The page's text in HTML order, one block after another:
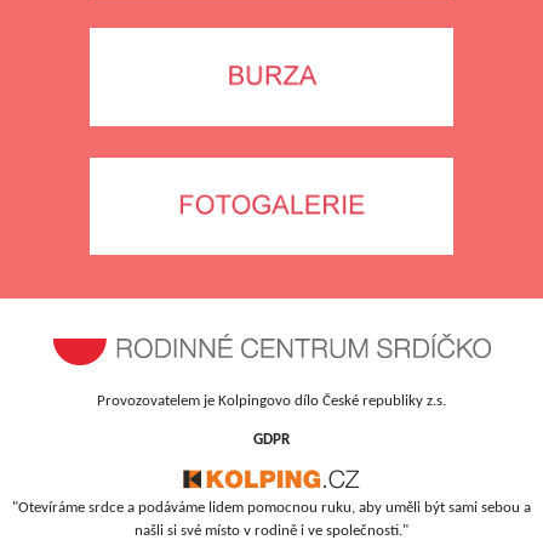
Provozovatelem je Kolpingovo dílo České republiky z.s.
GDPR
"Otevíráme srdce a podáváme lidem pomocnou ruku, aby uměli být sami sebou a
našli si své místo v rodině i ve společnosti."